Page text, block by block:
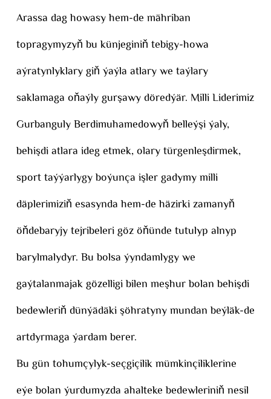
Arassa dag howasy hem-de mähriban
topragymyzyň bu künjeginiň tebigy-howa
aýratynlyklary giň ýaýla atlary we taýlary
saklamaga oňaýly gurşawy döredýär. Milli Liderimiz
Gurbanguly Berdimuhamedowyň belleýşi ýaly,
behişdi atlara ideg etmek, olary türgenleşdirmek,
sport taýýarlygy boýunça işler gadymy milli
däplerimiziň esasynda hem-de häzirki zamanyň
öňdebaryjy tejribeleri göz öňünde tutulyp alnyp
barylmalydyr. Bu bolsa ýyndamlygy we
gaýtalanmajak gözelligi bilen meşhur bolan behişdi
bedewleriň dünýädäki şöhratyny mundan beýläk-de
artdyrmaga ýardam berer.
Bu gün tohumçylyk-seçgiçilik mümkinçiliklerine
eýe bolan ýurdumyzda ahalteke bedewleriniň nesil